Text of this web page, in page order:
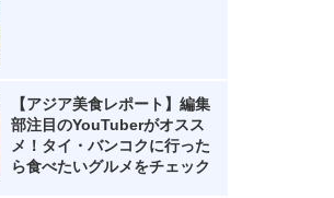
【アジア美食レポート】編集
部注目のYouTuberがオスス
メ！タイ・バンコクに行った
ら食べたいグルメをチェック